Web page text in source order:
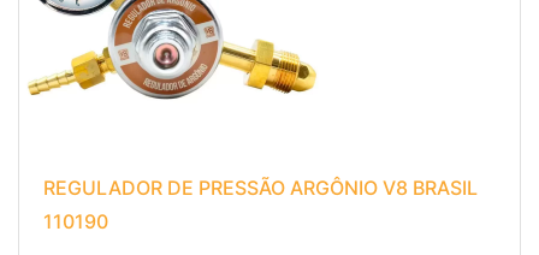
REGULADOR DE PRESSÃO ARGÔNIO V8 BRASIL
110190